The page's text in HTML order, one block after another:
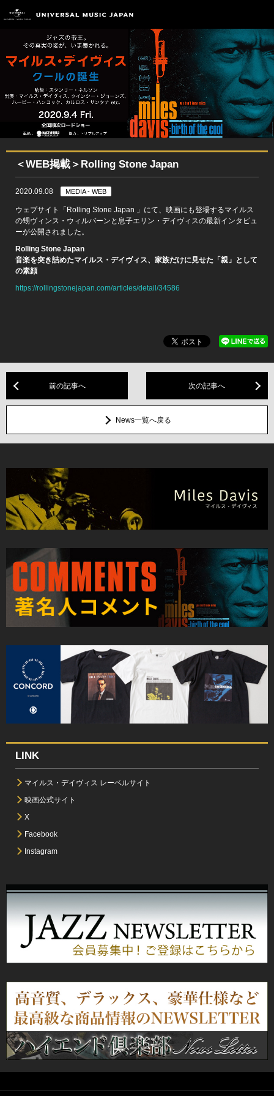
＜WEB掲載＞Rolling Stone Japan
2020.09.08 MEDIA - WEB
ウェブサイト「Rolling Stone Japan 」にて、映画にも登場するマイルス
の甥ヴィンス・ウィルバーンと息子エリン・デイヴィスの最新インタビュ
ーが公開されました。
Rolling Stone Japan
音楽を突き詰めたマイルス・デイヴィス、家族だけに見せた「親」として
の素顔
https://rollingstonejapan.com/articles/detail/34586
前の記事へ 次の記事へ
News一覧へ戻る
LINK
マイルス・デイヴィス レーベルサイト
映画公式サイト
X
Facebook
Instagram